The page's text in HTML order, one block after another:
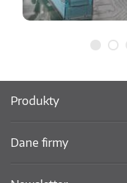
Produkty
Dane firmy